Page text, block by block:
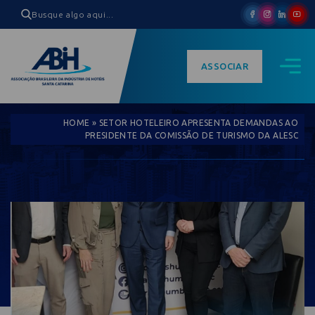
ASSOCIAR
HOME » SETOR HOTELEIRO APRESENTA DEMANDAS AO
PRESIDENTE DA COMISSÃO DE TURISMO DA ALESC